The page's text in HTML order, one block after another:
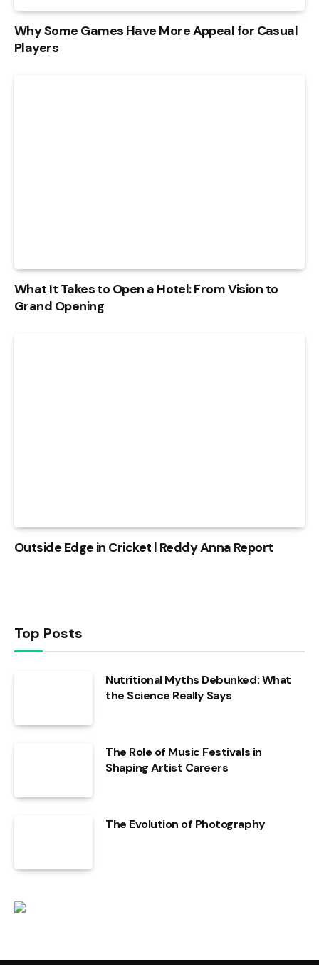
Why Some Games Have More Appeal for Casual
Players
What It Takes to Open a Hotel: From Vision to
Grand Opening
Outside Edge in Cricket | Reddy Anna Report
Top Posts
Nutritional Myths Debunked: What
the Science Really Says
The Role of Music Festivals in
Shaping Artist Careers
The Evolution of Photography